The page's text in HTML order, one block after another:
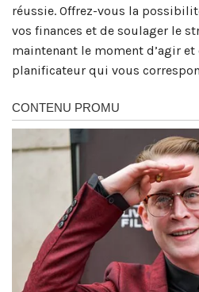
réussie. Offrez-vous la
vos finances et de soulager le
maintenant le moment d’agir
planificateur qui vous